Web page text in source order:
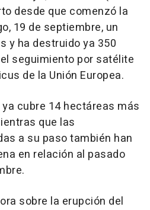
desde que comenzó la
19 de septiembre, un
y ha destruido ya 350
seguimiento por satélite
de la Unión Europea.
cubre 14 hectáreas más
que las
a su paso también han
en relación al pasado
sobre la erupción del